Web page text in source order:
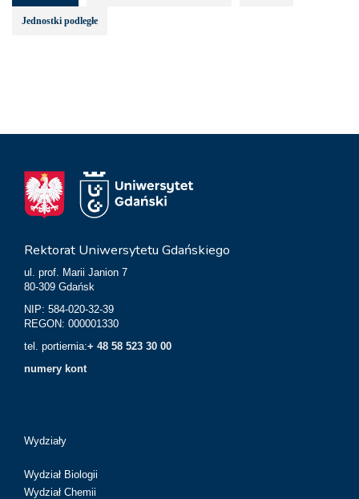
Jednostki podległe
Rektorat Uniwersytetu Gdańskiego
ul. prof. Marii Janion 7
80-309 Gdańsk
NIP: 584-020-32-39
REGON: 000001330
tel. portiernia:+ 48 58 523 30 00
numery kont
Wydziały
Wydział Biologii
Wydział Chemii